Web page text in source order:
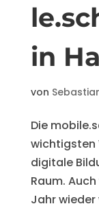
in
von
Die
wichtigsten
digitale
Raum.
Jahr wieder